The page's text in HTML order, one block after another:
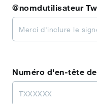
@nomdutilisateur
Numéro d'en‑tête